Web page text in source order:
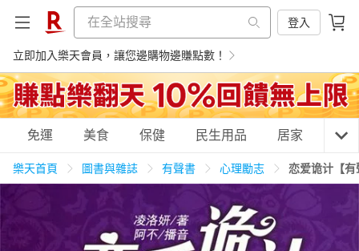
登入
立即加入樂天會員，讓您邊購物邊賺點數！
購物網分類
美食蛋糕 養生保健
免運 美食 保健 民生用品 居家 3C
樂天首頁 圖書與雜誌 有聲書 心理勵志 恋爱诡计【有